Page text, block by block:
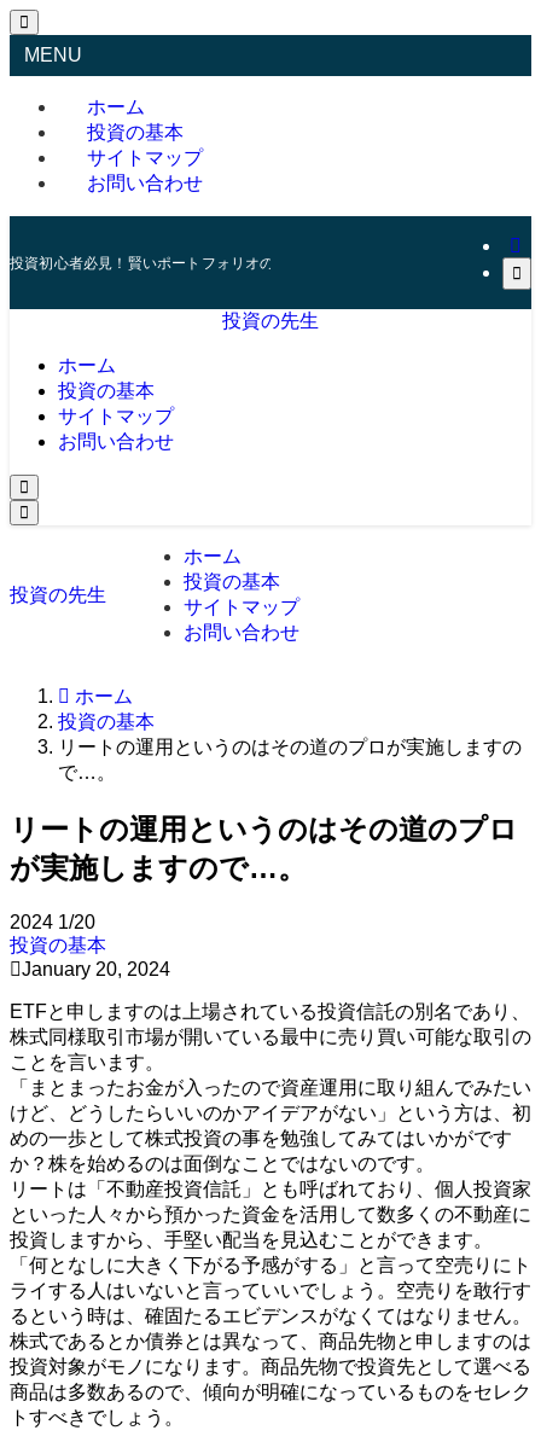
MENU
ホーム
投資の基本
サイトマップ
お問い合わせ
投資初心者必見！賢いポートフォリオの組み方とリスク管理の秘訣
投資の先生
ホーム
投資の基本
サイトマップ
お問い合わせ
投資の先生
ホーム
投資の基本
サイトマップ
お問い合わせ
ホーム
投資の基本
リートの運用というのはその道のプロが実施しますの
で…。
リートの運用というのはその道のプロ
が実施しますので…。
2024 1/20
投資の基本
January 20, 2024
ETFと申しますのは上場されている投資信託の別名であり、
株式同様取引市場が開いている最中に売り買い可能な取引の
ことを言います。
「まとまったお金が入ったので資産運用に取り組んでみたい
けど、どうしたらいいのかアイデアがない」という方は、初
めの一歩として株式投資の事を勉強してみてはいかがです
か？株を始めるのは面倒なことではないのです。
リートは「不動産投資信託」とも呼ばれており、個人投資家
といった人々から預かった資金を活用して数多くの不動産に
投資しますから、手堅い配当を見込むことができます。
「何となしに大きく下がる予感がする」と言って空売りにト
ライする人はいないと言っていいでしょう。空売りを敢行す
るという時は、確固たるエビデンスがなくてはなりません。
株式であるとか債券とは異なって、商品先物と申しますのは
投資対象がモノになります。商品先物で投資先として選べる
商品は多数あるので、傾向が明確になっているものをセレク
トすべきでしょう。